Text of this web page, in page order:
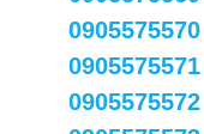
0905575570
0905575571
0905575572